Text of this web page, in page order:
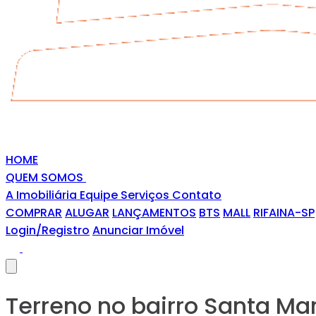
HOME
QUEM SOMOS
A Imobiliária Equipe Serviços Contato
COMPRAR ALUGAR LANÇAMENTOS BTS MALL RIFAINA-SP
Login/Registro Anunciar Imóvel
Terreno no bairro Santa